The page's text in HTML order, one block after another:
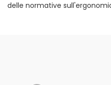
delle normative